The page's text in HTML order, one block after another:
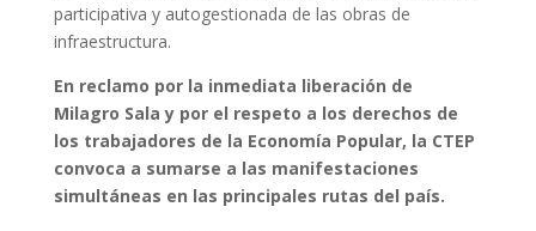
participativa y autogestionada de las obras de
infraestructura.
En reclamo por la inmediata liberación de
Milagro Sala y por el respeto a los derechos de
los trabajadores de la Economía Popular, la CTEP
convoca a sumarse a las manifestaciones
simultáneas en las principales rutas del país.